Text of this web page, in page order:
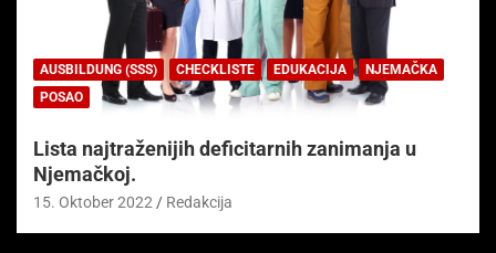
AUSBILDUNG (SSS) CHECKLISTE EDUKACIJA
NJEMAČKA
POSAO
Lista najtraženijih deficitarnih zanimanja u
Njemačkoj.
15. Oktober 2022 Redakcija